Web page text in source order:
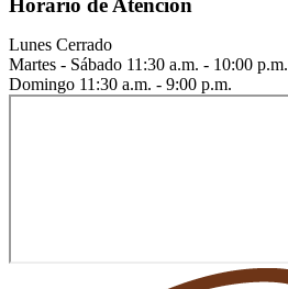
Horario de Atención
Lunes Cerrado
Martes - Sábado 11:30 a.m. - 10:00 p.m.
Domingo 11:30 a.m. - 9:00 p.m.